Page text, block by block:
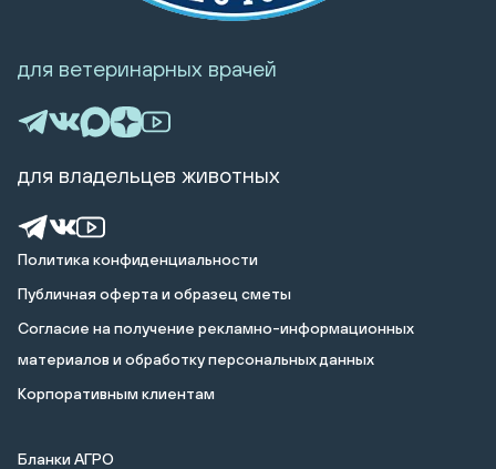
Политика конфиденциальности
Публичная оферта и образец сметы
Cогласие на получение рекламно-информационных
материалов и обработку персональных данных
Корпоративным клиентам
Бланки АГРО
для ветеринарных врачей
для владельцев животных